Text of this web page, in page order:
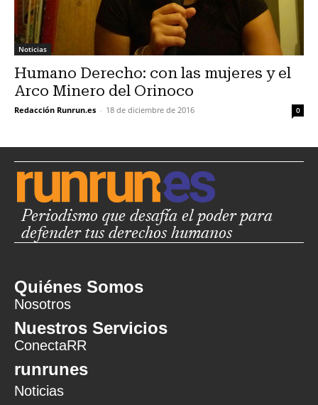
Noticias
Humano Derecho: con las mujeres y el
Arco Minero del Orinoco
Redacción Runrun.es - 18 de diciembre de 2016 0
Periodismo que desafía el poder para
defender tus derechos humanos
Quiénes Somos
Nosotros
Nuestros Servicios
ConectaRR
runrunes
Noticias